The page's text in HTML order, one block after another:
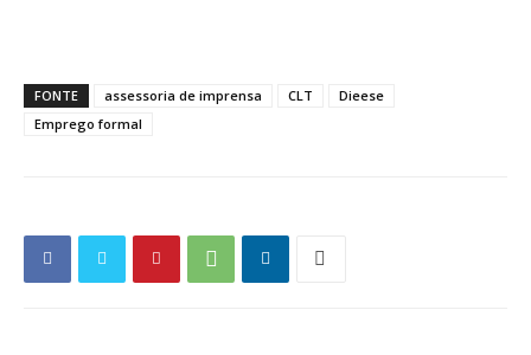
FONTE assessoria de imprensa CLT
Dieese
Emprego formal